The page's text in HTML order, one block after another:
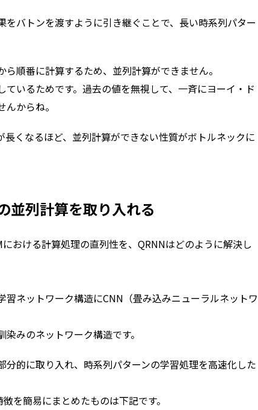
をバトンを渡すように引き継ぐことで、長い時系列パター
順番に計算するため、並列計算ができません。
ているためです。過去の値を無視して、一斉にヨーイ・ド
からね。
長くなるほど、並列計算ができない性質がボトルネックに
並列計算を取り入れる
おける計算処理の直列性を、QRNNはどのように解決し
習ネットワーク構造にCNN（畳み込みニューラルネットワ
みのネットワーク構造です。
分的に取り入れ、時系列パターンの学習処理を高速化した
を簡易にまとめたものは下記です。